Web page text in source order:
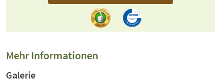
Mehr Informationen
Galerie